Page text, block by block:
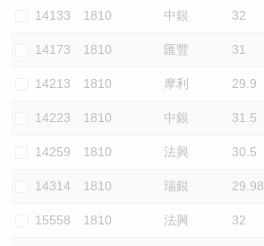
14133 1810 中銀 32
14173 1810 匯豐 31
14213 1810 摩利 29.9
14223 1810 中銀 31.5
14259 1810 法興 30.5
14314 1810 瑞銀 29.98
15558 1810 法興 32
牛熊證文件及公告
牛熊證文件及公告 (瑞信)
ADR
收市競價變化